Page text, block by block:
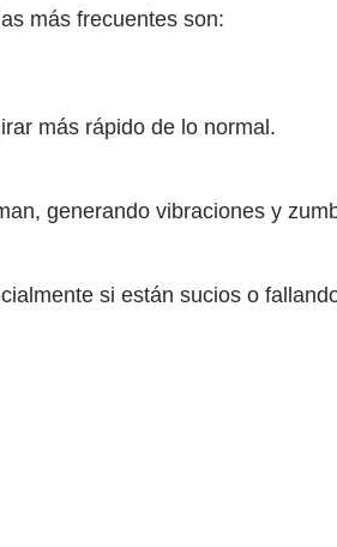
más frecuentes son:
más rápido de lo normal.
generando vibraciones y
si están sucios o